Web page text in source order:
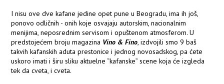
I nisu ove dve kafane jedine opet pune u Beogradu, ima ih još,
ponovo odličnih - onih koje osvajaju autorskim, nacionalnim
menijima, neposrednim servisom i opuštenom atmosferom. U
predstojećem broju magazina Vino & Fino, izdvojili smo 9 baš
takvih kafanskih aduta prestonice i jednog novosadskog, pa ćete
uskoro imati i širu sliku aktuelne “kafanske” scene koja će izgleda
tek da cveta, i cveta.